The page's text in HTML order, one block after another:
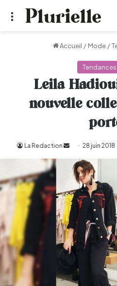
Menu
Accueil / Mode /
Leila
nouvelle
La Redaction
Envoyer
un
courriel
28 juin 2018